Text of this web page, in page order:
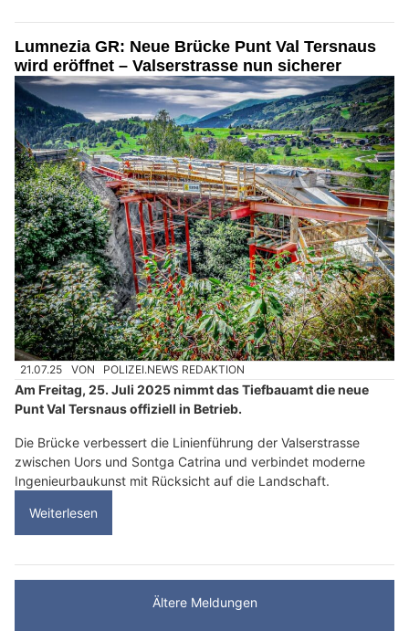
Lumnezia GR: Neue Brücke Punt Val Tersnaus
wird eröffnet – Valserstrasse nun sicherer
21.07.25 VON POLIZEI.NEWS REDAKTION
Am Freitag, 25. Juli 2025 nimmt das Tiefbauamt die neue
Punt Val Tersnaus offiziell in Betrieb.
Die Brücke verbessert die Linienführung der Valserstrasse
zwischen Uors und Sontga Catrina und verbindet moderne
Ingenieurbaukunst mit Rücksicht auf die Landschaft.
Weiterlesen
Ältere Meldungen